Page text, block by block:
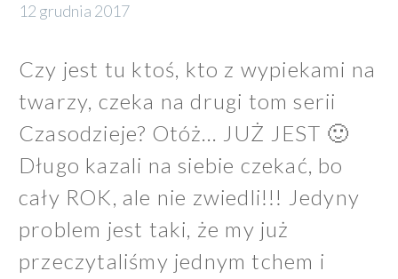
12 grudnia 2017
Czy jest tu ktoś, kto z wypiekami na
twarzy, czeka na drugi tom serii
Czasodzieje? Otóż… JUŻ JEST 🙂
Długo kazali na siebie czekać, bo
cały ROK, ale nie zwiedli!!! Jedyny
problem jest taki, że my już
przeczytaliśmy jednym tchem i